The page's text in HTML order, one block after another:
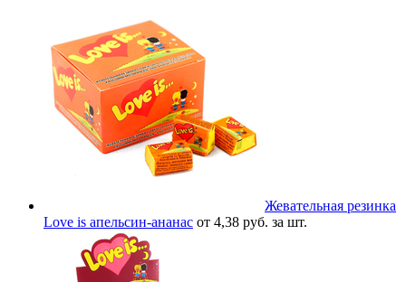
Жевательная резинка
Love is апельсин-ананас от 4,38 руб. за шт.